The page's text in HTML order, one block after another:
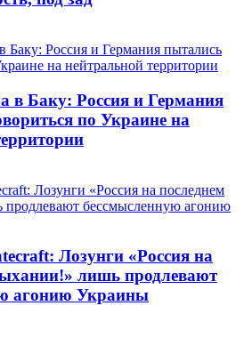
в Баку: Россия и Германия
по Украине на
Лозунги «Россия на
лишь продлевают
агонию Украины